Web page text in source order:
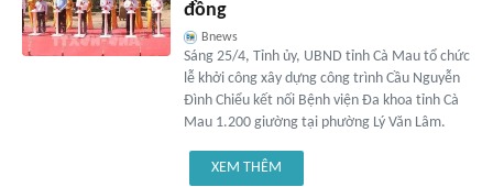
đồng
Bnews
Sáng 25/4, Tỉnh ủy, UBND tỉnh Cà Mau tổ chức
lễ khởi công xây dựng công trình Cầu Nguyễn
Đình Chiểu kết nối Bệnh viện Đa khoa tỉnh Cà
Mau 1.200 giường tại phường Lý Văn Lâm.
XEM THÊM